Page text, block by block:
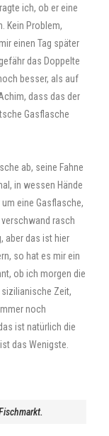
ich, ob er eine
Kein Problem,
einen Tag später
das Doppelte
besser, als auf
dass das der
Gasflasche
ab, seine Fahne
in wessen Hände
eine Gasflasche,
rasch
aber das ist hier
so hat es mir ein
ob ich morgen die
Zeit,
noch
ist natürlich die
das Wenigste.